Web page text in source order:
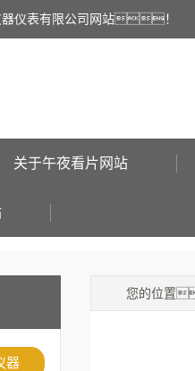
器仪表有限公司网站！
关于午夜看片网站
器
您的位置